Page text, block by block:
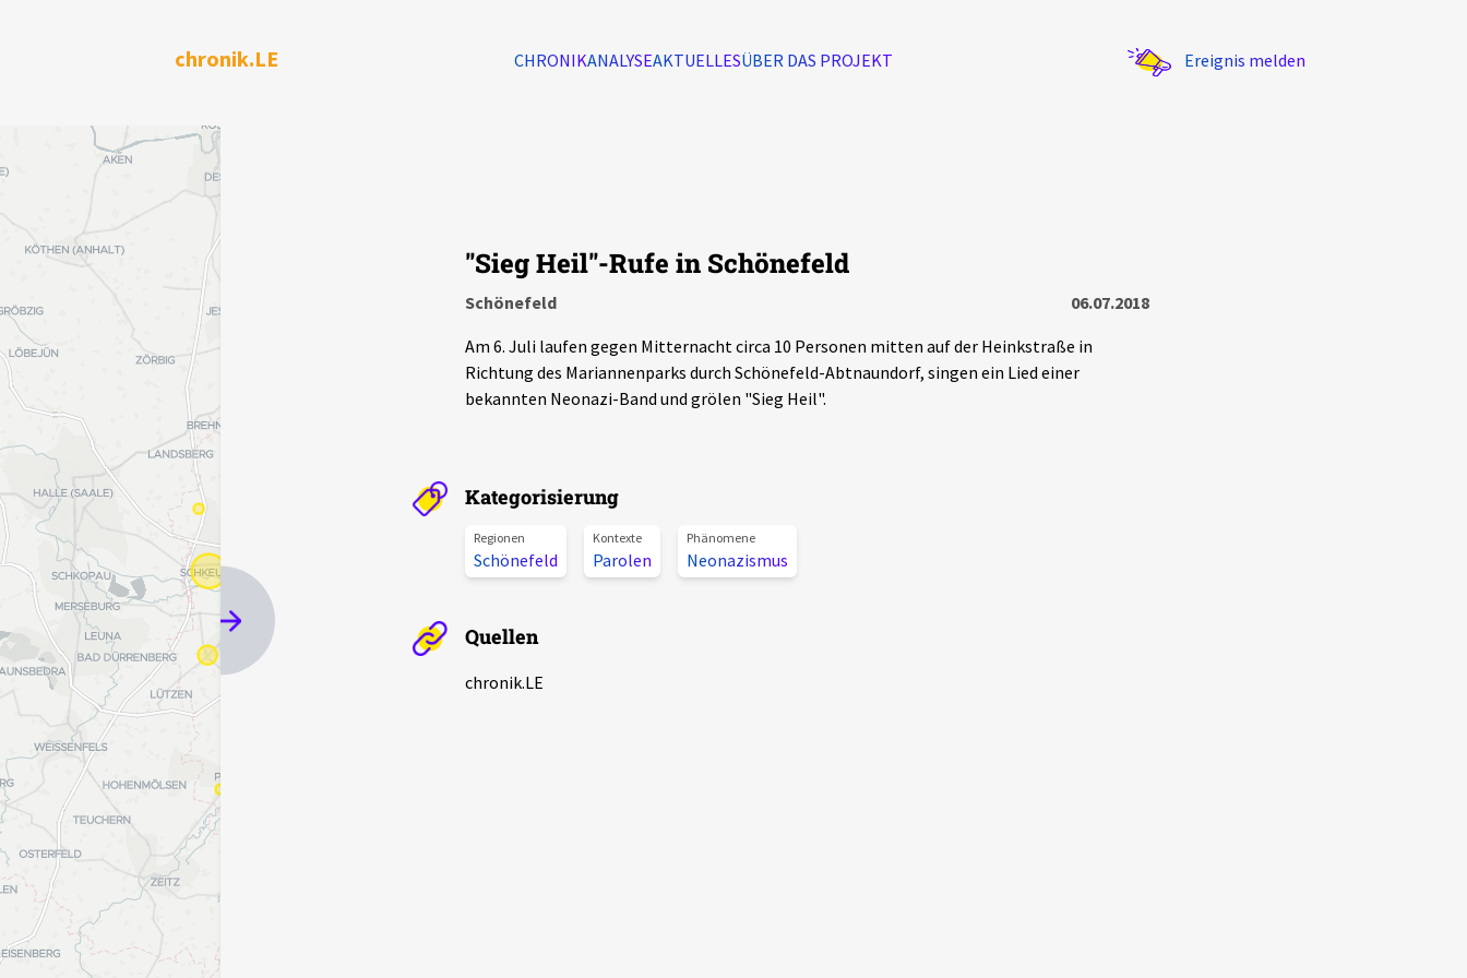
chronik.LE CHRONIKANALYSEAKTUELLESÜBER DAS PROJEKT Ereignis melden
"Sieg Heil"-Rufe in Schönefeld
Schönefeld
06.07.2018
Am 6. Juli laufen gegen Mitternacht circa 10 Personen mitten auf der Heinkstraße in
Richtung des Mariannenparks durch Schönefeld-Abtnaundorf, singen ein Lied einer
bekannten Neonazi-Band und grölen "Sieg Heil".
Kategorisierung
Regionen
Schönefeld
Kontexte
Parolen
Phänomene
Neonazismus
Quellen
chronik.LE
Ereignisse